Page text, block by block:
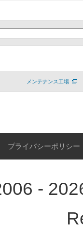
メンテナンス工場
プライバシーポリシー
-